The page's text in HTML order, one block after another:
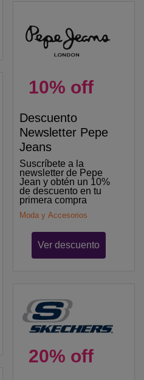
10% off
Descuento
Newsletter Pepe
Jeans
Suscríbete a la
newsletter de Pepe
Jean y obtén un 10%
de descuento en tu
primera compra
Moda y Accesorios
Ver descuento
20% off